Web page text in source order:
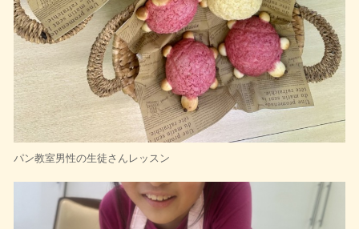
パン教室男性の生徒さんレッスン